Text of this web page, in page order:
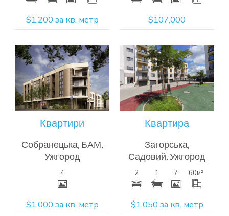
$1,200 за кв. метр $107,000
Більш
детальна
інформація
Квартири
Собранецька, БАМ,
Ужгород
4
$1,000 за кв. метр
Більш
детальна
інформація
Квартира
Загорська,
Садовий, Ужгород
2 1 7 60м²
$1,050 за кв. метр